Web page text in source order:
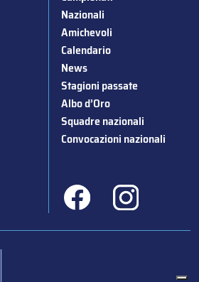
Nazionali
Amichevoli
Calendario
News
Stagioni passate
Albo d’Oro
Squadre nazionali
Convocazioni nazionali